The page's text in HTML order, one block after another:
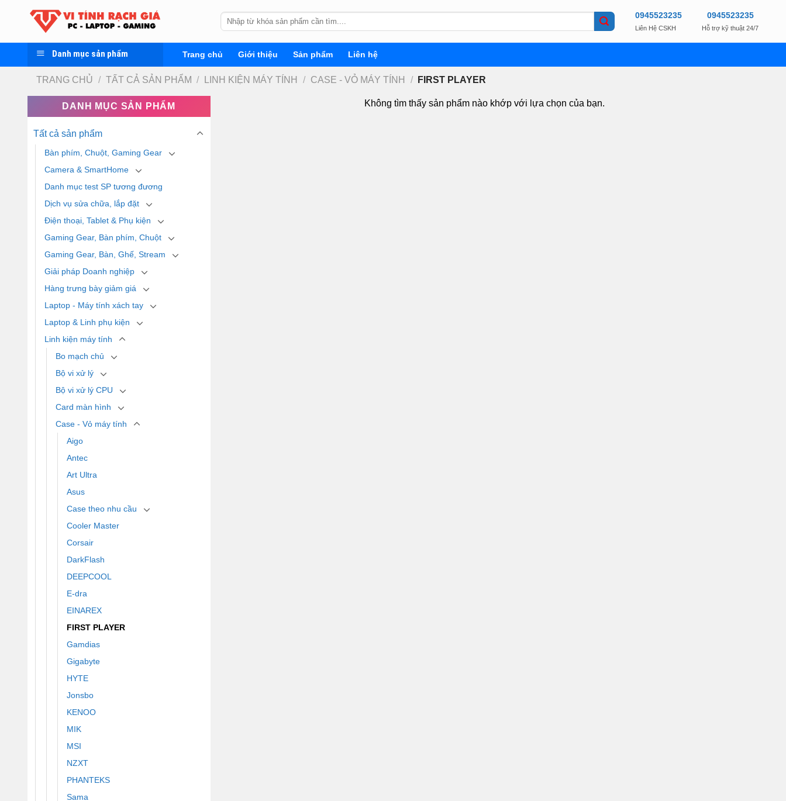
Tìm
kiếm:
0945523235
Liên Hệ CSKH
0945523235
Hỗ trợ kỹ thuật 24/7
Danh mục sản phẩm Trang chủ Giới thiệu Sản phẩm Liên hệ
TRANG CHỦ / TẤT CẢ SẢN PHẨM / LINH KIỆN MÁY TÍNH / CASE - VỎ MÁY TÍNH / FIRST PLAYER
DANH MỤC SẢN PHẨM
Tất cả sản phẩm
Bàn phím, Chuột, Gaming Gear
Camera & SmartHome
Danh mục test SP tương đương
Dịch vụ sửa chữa, lắp đặt
Điện thoại, Tablet & Phụ kiện
Gaming Gear, Bàn phím, Chuột
Gaming Gear, Bàn, Ghế, Stream
Giải pháp Doanh nghiệp
Hàng trưng bày giảm giá
Laptop - Máy tính xách tay
Laptop & Linh phụ kiện
Linh kiện máy tính
Bo mạch chủ
Bộ vi xử lý
Bộ vi xử lý CPU
Card màn hình
Case - Vỏ máy tính
Aigo
Antec
Art Ultra
Asus
Case theo nhu cầu
Cooler Master
Corsair
DarkFlash
DEEPCOOL
E-dra
EINAREX
FIRST PLAYER
Gamdias
Gigabyte
HYTE
Jonsbo
KENOO
MIK
MSI
NZXT
PHANTEKS
Sama
Không tìm thấy sản phẩm nào khớp với lựa chọn của bạn.